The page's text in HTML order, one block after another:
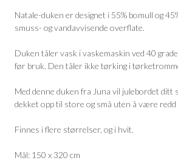
Natale-duken er designet i 55% bomull og
smuss- og vandavvisende overflate.
Duken tåler vask i vaskemaskin ved 40
før bruk. Den tåler ikke tørking i
Med denne duken fra Juna vil julebordet ditt
dekket opp til store og små uten å være redd
Finnes i flere størrelser, og i hvit.
Mål: 150 x 320 cm